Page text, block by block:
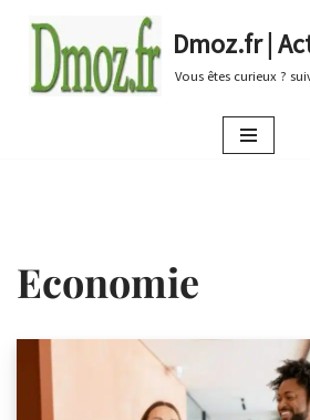
au
Dmoz.fr |
Vous êtes curieux ?
Economie